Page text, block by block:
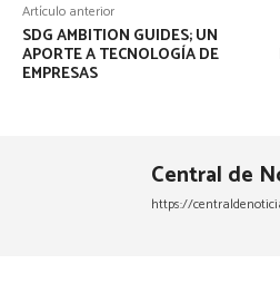
Artículo anterior
SDG AMBITION GUIDES; UN
APORTE A TECNOLOGÍA DE
EMPRESAS
Central de
https://